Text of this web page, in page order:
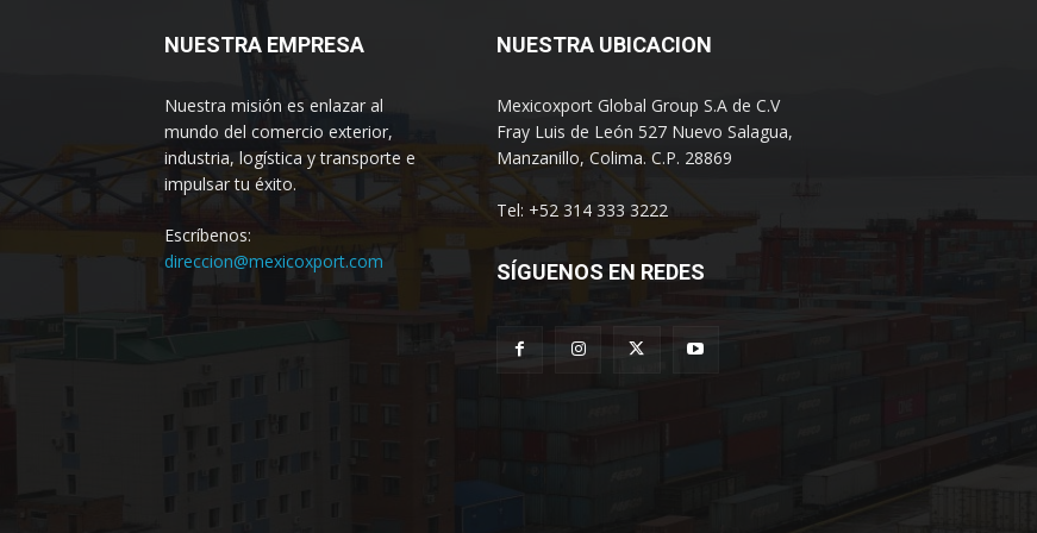
NUESTRA EMPRESA
Nuestra misión es enlazar al
mundo del comercio exterior,
industria, logística y transporte e
impulsar tu éxito.
Escríbenos:
direccion@mexicoxport.com
NUESTRA UBICACION
Mexicoxport Global Group S.A de C.V
Fray Luis de León 527 Nuevo Salagua,
Manzanillo, Colima. C.P. 28869
Tel: +52 314 333 3222
SÍGUENOS EN REDES